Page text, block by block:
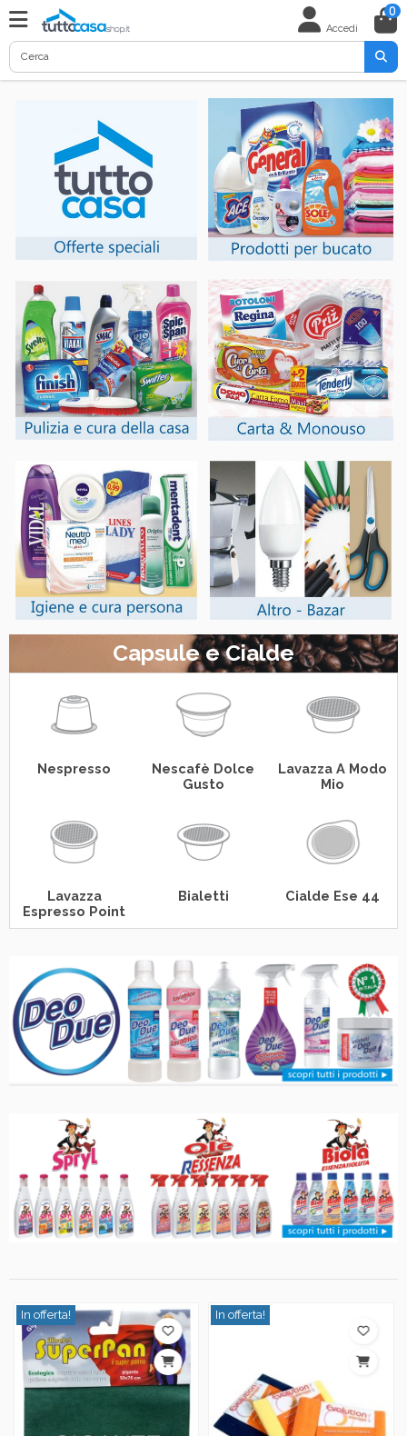
Accedi
0
Capsule e Cialde
Nespresso
Nescafè Dolce
Gusto
Lavazza A Modo
Mio
Lavazza
Espresso Point
Bialetti Cialde Ese 44
In offerta! In offerta!